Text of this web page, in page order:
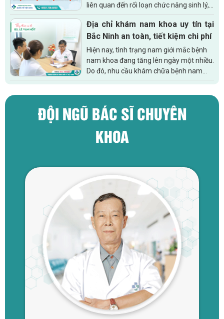
liên quan đến rối loạn chức năng sinh lý,
trong đó có bệnh xuất tinh sớm. Tình
trạng này kéo dài không...
Địa chỉ khám nam khoa uy tín tại
Bắc Ninh an toàn, tiết kiệm chi phí
Hiện nay, tình trạng nam giới mắc bệnh
nam khoa đang tăng lên ngày một nhiều.
Do đó, nhu cầu khám chữa bệnh nam
khoa cũng tăng theo. Để an tâm điều
ĐỘI NGŨ BÁC SĨ CHUYÊN
KHOA